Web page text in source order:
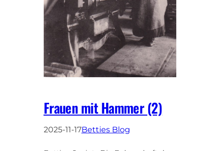
Frauen mit Hammer (2)
2025-11-17Betties Blog